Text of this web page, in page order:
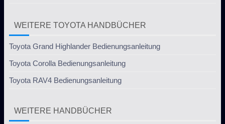
WEITERE TOYOTA HANDBÜCHER
Toyota Grand Highlander Bedienungsanleitung
Toyota Corolla Bedienungsanleitung
Toyota RAV4 Bedienungsanleitung
WEITERE HANDBÜCHER